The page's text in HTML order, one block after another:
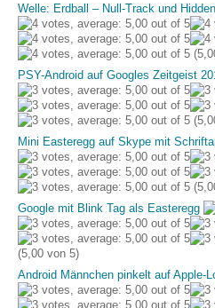
Welle: Erdball – Null-Track und
PSY-Android auf Googles Zeitgeist
Mini Easteregg auf Skype mit
Google mit Blink Tag als Easteregg
(5,00 von 5)
Android Männchen pinkelt auf Apple-